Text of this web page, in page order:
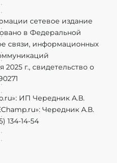
сетевое издание
в Федеральной
связи, информационных
2025 г., свидетельство о
ИП Чередник А.В.
Чередник А.В.
134-14-54